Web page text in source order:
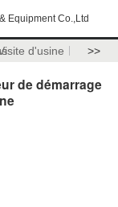
Equipment Co.,Ltd
d'usine >>
de démarrage